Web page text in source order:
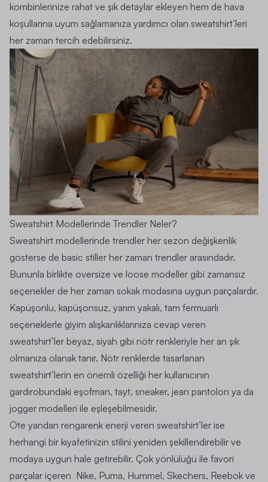
kombinlerinize rahat ve şık detaylar ekleyen hem de hava
koşullarına uyum sağlamanıza yardımcı olan sweatshirt’leri
her zaman tercih edebilirsiniz.
Sweatshirt Modellerinde Trendler Neler?
Sweatshirt modellerinde trendler her sezon değişkenlik
gösterse de basic stiller her zaman trendler arasındadır.
Bununla birlikte oversize ve loose modeller gibi zamansız
seçenekler de her zaman sokak modasına uygun parçalardır.
Kapüşonlu, kapüşonsuz, yarım yakalı, tam fermuarlı
seçeneklerle giyim alışkanlıklarınıza cevap veren
sweatshirt’ler beyaz, siyah gibi nötr renkleriyle her an şık
olmanıza olanak tanır. Nötr renklerde tasarlanan
sweatshirt’lerin en önemli özelliği her kullanıcının
gardırobundaki eşofman, tayt, sneaker, jean pantolon ya da
jogger modelleri ile eşleşebilmesidir.
Öte yandan rengarenk enerji veren sweatshirt’ler ise
herhangi bir kıyafetinizin stilini yeniden şekillendirebilir ve
modaya uygun hale getirebilir. Çok yönlülüğü ile favori
parçalar içeren Nike, Puma, Hummel, Skechers, Reebok ve